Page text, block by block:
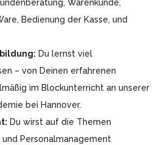
Warenkunde,
Bedienung der Kasse, und
Du lernst viel
– von Deinen erfahrenen
im Blockunterricht an unserer
bei Hannover.
Du wirst auf die Themen
Personalmanagement